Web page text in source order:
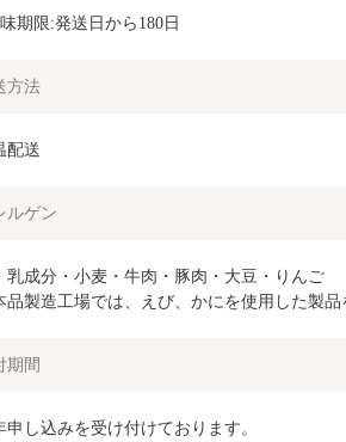
期限:発送日から180日
方法
配送
ルゲン
乳成分・小麦・牛肉・豚肉・大豆・りんご
製造工場では、えび、かにを使用した製品
期間
申し込みを受け付けております。